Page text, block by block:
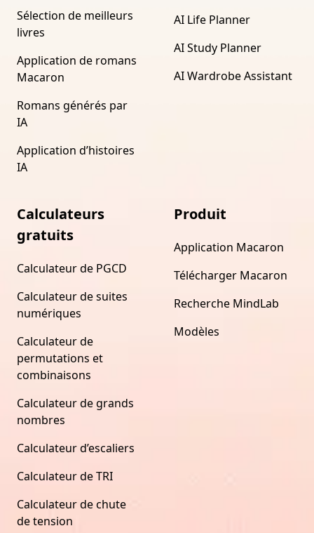
Sélection de meilleurs
livres
Application de romans
Macaron
Romans générés par
IA
Application d’histoires
IA
AI Life Planner
AI Study Planner
AI Wardrobe Assistant
Calculateurs
gratuits
Calculateur de PGCD
Calculateur de suites
numériques
Calculateur de
permutations et
combinaisons
Calculateur de grands
nombres
Calculateur d’escaliers
Calculateur de TRI
Calculateur de chute
de tension
Produit
Application Macaron
Télécharger Macaron
Recherche MindLab
Modèles